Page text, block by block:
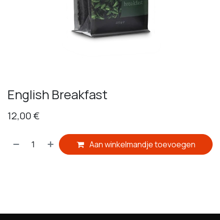
English Breakfast
12,00€
Aan winkelmandje toevoegen